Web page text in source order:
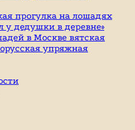
прогулка на лошадях
у дедушки в деревне»
в Москве вятская
упряжная